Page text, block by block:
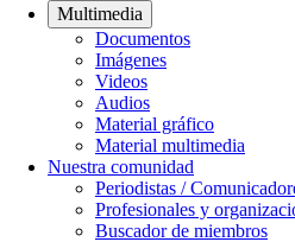
Multimedia
Documentos
Imágenes
Videos
Audios
Material gráfico
Material multimedia
Nuestra comunidad
Periodistas /
Profesionales y
Buscador de miembros